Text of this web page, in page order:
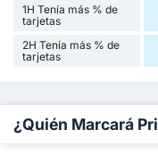
1H Tenía más % de
tarjetas
2H Tenía más % de
tarjetas
¿Quién Marcará